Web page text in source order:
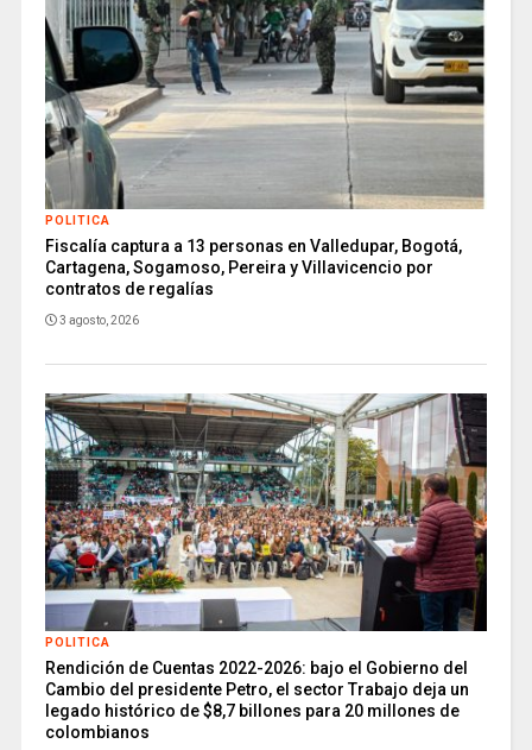
POLITICA
Fiscalía captura a 13 personas en Valledupar, Bogotá,
Cartagena, Sogamoso, Pereira y Villavicencio por
contratos de regalías
3 agosto, 2026
POLITICA
Rendición de Cuentas 2022-2026: bajo el Gobierno del
Cambio del presidente Petro, el sector Trabajo deja un
legado histórico de $8,7 billones para 20 millones de
colombianos